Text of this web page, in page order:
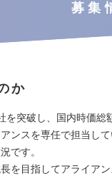
募集
か
を突破し、国内時価
ンスを専任で担当し
です。
を目指してアライア